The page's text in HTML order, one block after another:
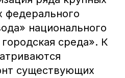
федерального
национального
среда». К
существующих